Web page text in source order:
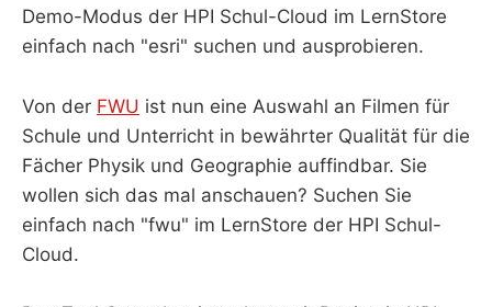
Demo-Modus der HPI Schul-Cloud im LernStore
einfach nach "esri" suchen und ausprobieren.
Von der FWU ist nun eine Auswahl an Filmen für
Schule und Unterricht in bewährter Qualität für die
Fächer Physik und Geographie auffindbar. Sie
wollen sich das mal anschauen? Suchen Sie
einfach nach "fwu" im LernStore der HPI Schul-
Cloud.